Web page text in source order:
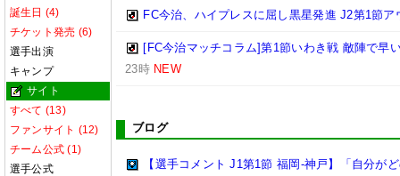
誕生日 (4)
チケット発売 (6)
選手出演
キャンプ
サイト
すべて (13)
ファンサイト (12)
チーム公式 (1)
選手公式
FC今治、ハイプレスに屈し黒星発進 J2第1節
[FC今治マッチコラム]第1節いわき戦 敵陣で早
23時 NEW
ブログ
【選手コメント J1第1節 福岡-神戸】「自分が